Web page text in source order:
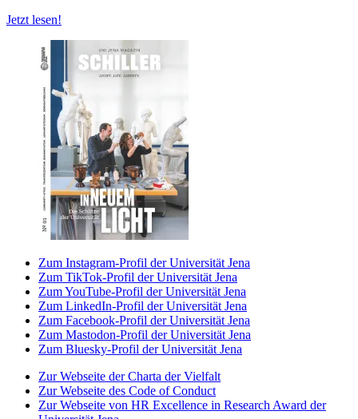
Jetzt lesen!
Zum Instagram-Profil der Universität Jena
Zum TikTok-Profil der Universität Jena
Zum YouTube-Profil der Universität Jena
Zum LinkedIn-Profil der Universität Jena
Zum Facebook-Profil der Universität Jena
Zum Mastodon-Profil der Universität Jena
Zum Bluesky-Profil der Universität Jena
Zur Webseite der Charta der Vielfalt
Zur Webseite des Code of Conduct
Zur Webseite von HR Excellence in Research Award der